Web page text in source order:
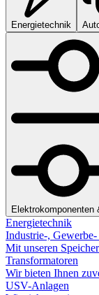
Energietechnik
Elektrokomponenten
Energietechnik
Industrie-,
Mit unseren
Transformatoren
Wir bieten Ihnen
USV-Anlagen